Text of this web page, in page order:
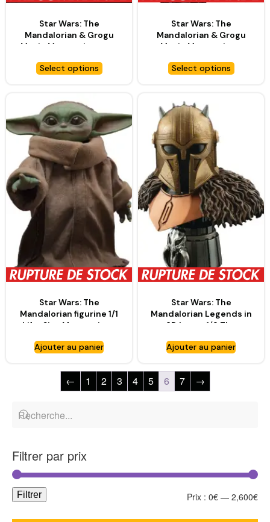
Star Wars: The
Mandalorian & Grogu
Movie Masterpiece set
Remnant AT-RT Driver &
Select options
Star Wars: The
Mandalorian & Grogu
Movie Masterpiece
HOT TOYS
Select options
Star Wars: The
Mandalorian figurine 1/1
Life-Size Masterpiece
Ajouter au panier
Star Wars: The
Mandalorian Legends in
3D buste 1/2 The
GIANT
Ajouter au panier
← 1 2 3 4 5 6 7 →
Filtrer par prix
Filtrer Prix : 0€ — 2,600€